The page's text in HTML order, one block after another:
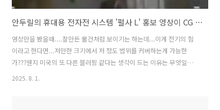
안두릴의 휴대용 전자전 시스템 '펄사 L' 홍보 영상이 CG 논란에 휩싸인 이유
영상만을 봤을때....잘만든 물건처럼 보이기는 하는데...이게 전기의 힘
이라고 한다면...저만한 크기에서 저 정도 범위를 커버하는게 가능한
가???웬지 미국의 또 다른 블러핑 같다는 생각이 드는 이유는 무엇일
까???드론 전쟁 뛰어든 천조국…'골든돔'까지 손보나 / 연합뉴스
2025. 8. 1.